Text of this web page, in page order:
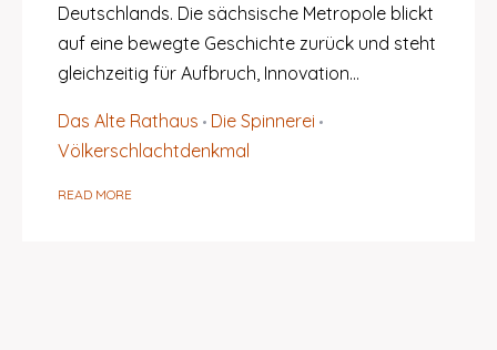
Deutschlands. Die sächsische Metropole blickt
auf eine bewegte Geschichte zurück und steht
gleichzeitig für Aufbruch, Innovation…
Das Alte Rathaus
Die Spinnerei
Völkerschlachtdenkmal
READ MORE